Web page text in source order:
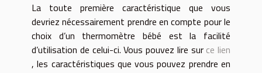
La toute première caractéristique que vous
devriez nécessairement prendre en compte pour le
choix d’un thermomètre bébé est la facilité
d’utilisation de celui-ci. Vous pouvez lire sur ce lien
, les caractéristiques que vous pouvez prendre en